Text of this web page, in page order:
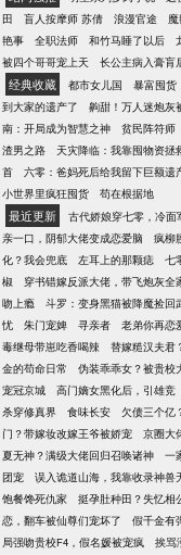
田
盲人按摩师 苏倩 浪漫官途
艳事
全职法师 和竹马睡了以后
被四个哥哥宠上天
长公主病入膏肓
经典收藏 都市女儿国 暴富囤货
到大家的遗产了
齁甜！万人迷炮灰
南：开局成为智慧之神
贫民阵符师
渣男之路
天灾降临：我靠囤物资拯
首
六零：爸妈死后给我留下巨额遗
小世界里疯狂囤货
苟在根据地
最近更新 古代娇娘穿七零，冷面
亲一口，阴郁大佬变成恋爱脑
疯柳
化？我会兜底
左耳上的那颗痣 七
椒
穿书错嫁反派大佬，带飞炮灰全
吻上瘾
斗罗：变身黑猫被降魔捡回
忧
朱门宠婢 寻亲者 老弟你再恋
毒继母带崽吃香喝辣
替嫁糙汉夫君
金的苟命日常
伪装乖乖女？被贵校
宠冠京城
高门嫡女黑化后，引雄竞
杀穿修真界
食味长安 欠债三个亿
门？带嫁妆改嫁王爷被娇宠
京圈大
夏无神？满级大佬回归召唤诸神
一
团宠
误入诡道山海，我靠收录神兽
饱餐馋死仇家
挺孕肚种田？失忆相
恋，翻车被仙尊们宠坏了
假千金有
局强吻贵校F4，假名媛被宠疯
挨骂